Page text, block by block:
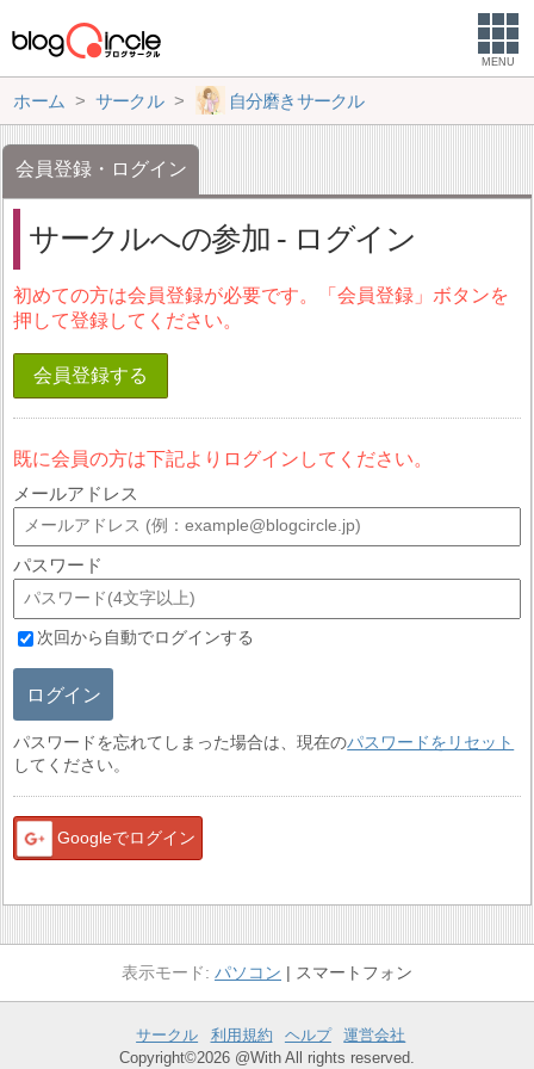
MENU
ホーム サークル 自分磨きサークル
会員登録・ログイン
サークルへの参加 - ログイン
初めての方は会員登録が必要です。「会員登録」ボタンを
押して登録してください。
会員登録する
既に会員の方は下記よりログインしてください。
メールアドレス
パスワード
次回から自動でログインする
ログイン
パスワードを忘れてしまった場合は、現在のパスワードをリセット
してください。
Googleでログイン
パソコン スマートフォン
サークル 利用規約 ヘルプ
運営会社
Copyright©2026 @With All rights reserved.